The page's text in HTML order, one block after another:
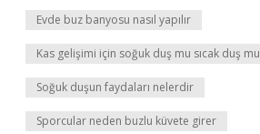
Evde buz banyosu nasıl yapılır
Kas gelişimi için soğuk duş mu sıcak duş mu
Soğuk duşun faydaları nelerdir
Sporcular neden buzlu küvete girer